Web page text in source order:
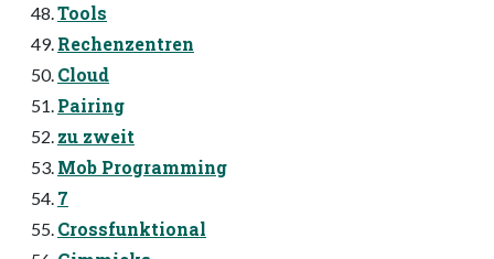
Tools
Rechenzentren
Cloud
Pairing
zu zweit
Mob Programming
7
Crossfunktional